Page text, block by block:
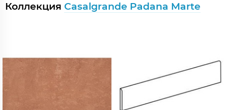
Коллекция Casalgrande Padana Marte